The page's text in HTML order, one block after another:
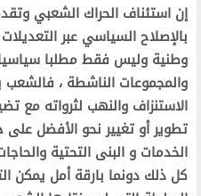
إن استئناف الحراك الشعبي
بالإصلاح السياسي عبر
وطنية وليس فقط مطلبا
والمجموعات الناشطة ، فالشعب
الاستنزاف والنهب لثرواته مع
تطوير أو تغيير نحو الأفضل على
الخدمات و البنى التحتية
كل ذلك دونما بارقة أمل يمكن